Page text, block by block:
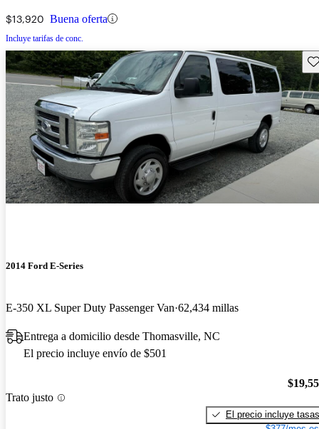
$13,920 Buena oferta
Incluye tarifas de conc.
2014 Ford E-Series
E-350 XL Super Duty Passenger Van 62,434 millas
Entrega a domicilio desde Thomasville, NC
El precio incluye envío de $501
Trato justo
El precio incluye tasas